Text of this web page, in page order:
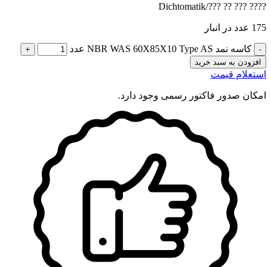
???? ??? ?? ???/Dichtomatik
175 عدد در انبار
کاسه نمد NBR WAS 60X85X10 Type AS عدد
افزودن به سبد خرید
استعلام قیمت
امکان صدور فاکتور رسمی وجود دارد.